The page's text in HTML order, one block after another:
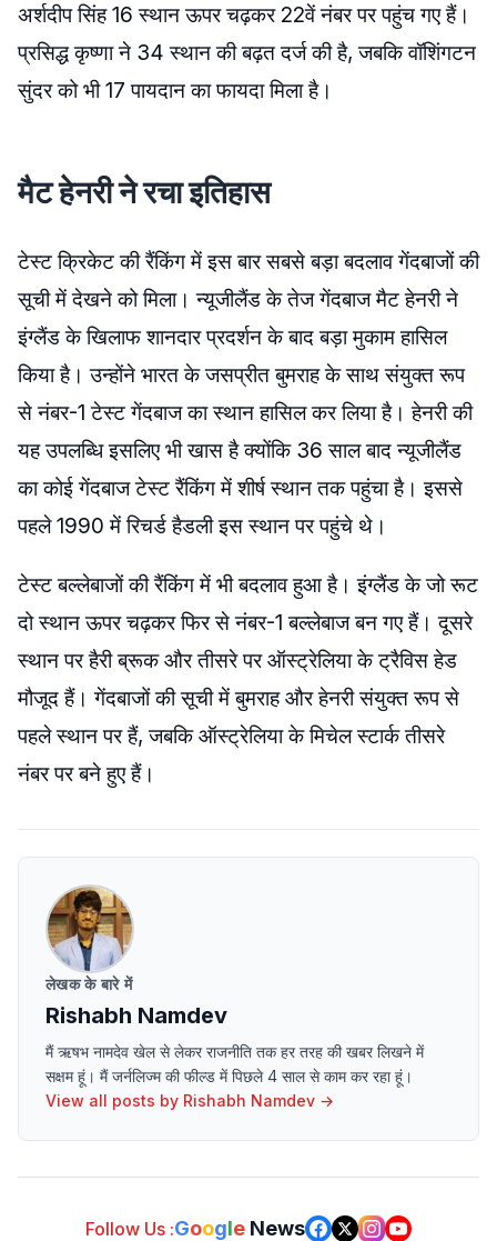
अर्शदीप सिंह 16 स्थान ऊपर चढ़कर 22वें नंबर पर पहुंच गए हैं।
प्रसिद्ध कृष्णा ने 34 स्थान की बढ़त दर्ज की है, जबकि वॉशिंगटन
सुंदर को भी 17 पायदान का फायदा मिला है।
मैट हेनरी ने रचा इतिहास
टेस्ट क्रिकेट की रैंकिंग में इस बार सबसे बड़ा बदलाव गेंदबाजों की
सूची में देखने को मिला। न्यूजीलैंड के तेज गेंदबाज मैट हेनरी ने
इंग्लैंड के खिलाफ शानदार प्रदर्शन के बाद बड़ा मुकाम हासिल
किया है। उन्होंने भारत के जसप्रीत बुमराह के साथ संयुक्त रूप
से नंबर-1 टेस्ट गेंदबाज का स्थान हासिल कर लिया है। हेनरी की
यह उपलब्धि इसलिए भी खास है क्योंकि 36 साल बाद न्यूजीलैंड
का कोई गेंदबाज टेस्ट रैंकिंग में शीर्ष स्थान तक पहुंचा है। इससे
पहले 1990 में रिचर्ड हैडली इस स्थान पर पहुंचे थे।
टेस्ट बल्लेबाजों की रैंकिंग में भी बदलाव हुआ है। इंग्लैंड के जो रूट
दो स्थान ऊपर चढ़कर फिर से नंबर-1 बल्लेबाज बन गए हैं। दूसरे
स्थान पर हैरी ब्रूक और तीसरे पर ऑस्ट्रेलिया के ट्रैविस हेड
मौजूद हैं। गेंदबाजों की सूची में बुमराह और हेनरी संयुक्त रूप से
पहले स्थान पर हैं, जबकि ऑस्ट्रेलिया के मिचेल स्टार्क तीसरे
नंबर पर बने हुए हैं।
लेखक के बारे में
Rishabh Namdev
मैं ऋषभ नामदेव खेल से लेकर राजनीति तक हर तरह की खबर लिखने में
सक्षम हूं। मैं जर्नलिज्म की फील्ड में पिछले 4 साल से काम कर रहा हूं।
View all posts by Rishabh Namdev →
Follow Us :Google News